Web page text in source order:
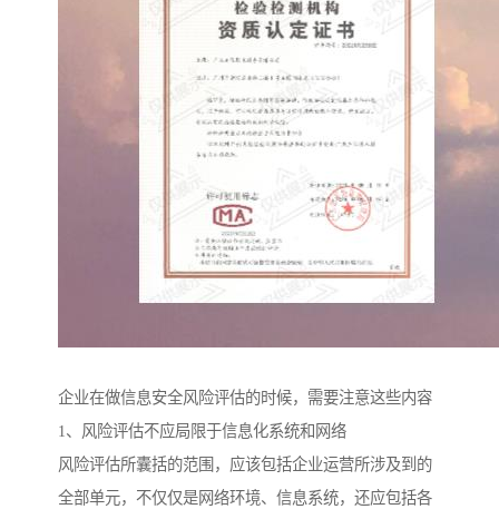
企业在做信息安全风险评估的时候，需要注意这些内容
1、风险评估不应局限于信息化系统和网络
风险评估所囊括的范围，应该包括企业运营所涉及到的
全部单元，不仅仅是网络环境、信息系统，还应包括各